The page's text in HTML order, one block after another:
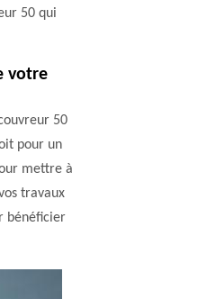
50 qui
votre
50
pour un
mettre à
travaux
bénéficier